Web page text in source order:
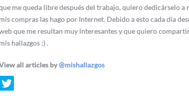
me queda libre después del trabajo, quiero dedicárselo a
mis compras las hago por Internet. Debido a esto cada día
que me resultan muy interesantes y que quiero
mis hallazgos :) .
all articles by@mishallazgos